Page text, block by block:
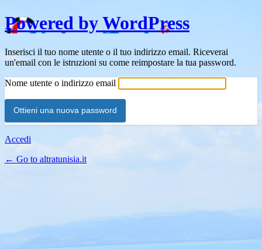
Powered by WordPress
Inserisci il tuo nome utente o il tuo indirizzo email. Riceverai
un'email con le istruzioni su come reimpostare la tua password.
Nome utente o indirizzo email
Accedi
← Go to altratunisia.it